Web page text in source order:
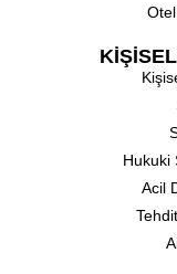
Hukuki
Acil